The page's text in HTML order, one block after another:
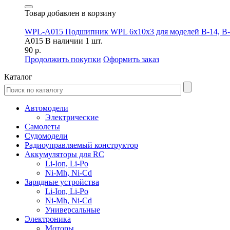
Товар добавлен в корзину
WPL-A015 Подшипник WPL 6x10x3 для моделей B-14,
A015 В наличии 1 шт.
90 р.
Продолжить покупки Оформить заказ
Каталог
Автомодели
Электрические
Самолеты
Судомодели
Радиоуправляемый конструктор
Аккумуляторы для RC
Li-Ion, Li-Po
Ni-Mh, Ni-Cd
Зарядные устройства
Li-Ion, Li-Po
Ni-Mh, Ni-Cd
Универсальные
Электроника
Моторы